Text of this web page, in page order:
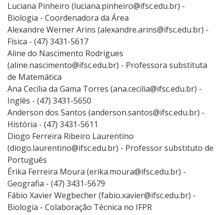
Luciana Pinheiro (luciana.pinheiro@ifsc.edu.br) -
Biologia - Coordenadora da Área
Alexandre Werner Arins (alexandre.arins@ifsc.edu.br) -
Física - (47) 3431-5617
Aline do Nascimento Rodrigues
(aline.nascimento@ifsc.edu.br) - Professora substituta
de Matemática
Ana Cecília da Gama Torres (ana.cecilia@ifsc.edu.br) -
Inglês - (47) 3431-5650
Anderson dos Santos (anderson.santos@ifsc.edu.br) -
História - (47) 3431-5611
Diogo Ferreira Ribeiro Laurentino
(diogo.laurentino@ifsc.edu.br) - Professor substituto de
Português
Érika Ferreira Moura (erika.moura@ifsc.edu.br) -
Geografia - (47) 3431-5679
Fábio Xavier Wegbecher (fabio.xavier@ifsc.edu.br) -
Biologia - Colaboração Técnica no IFPR